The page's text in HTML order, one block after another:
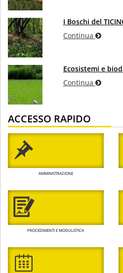
I Boschi del
Continua
Ecosistemi e
Continua
ACCESSO RAPIDO
AMMINISTRAZIONE
PROCEDIMENTI E MODULISTICA